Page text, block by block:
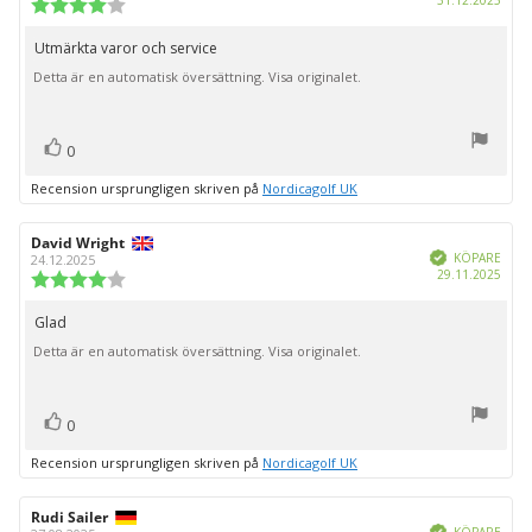
utav
5
stjärnor
Recensionstext:
Utmärkta varor och service
Detta är en automatisk översättning. Visa originalet.
Rösta
0
Recension ursprungligen skriven på Nordicagolf UK
Recensionsförfattare:
David Wright
24.12.2025
stjärnor
Bekräftad
KÖPARE
29.11.2025
Recensionstext:
Glad
Detta är en automatisk översättning. Visa originalet.
Rösta
0
Recension ursprungligen skriven på Nordicagolf UK
Recensionsförfattare:
Rudi Sailer
Bekräftad